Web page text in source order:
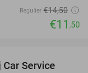
Regulier €14,50
€11 ,50
Service